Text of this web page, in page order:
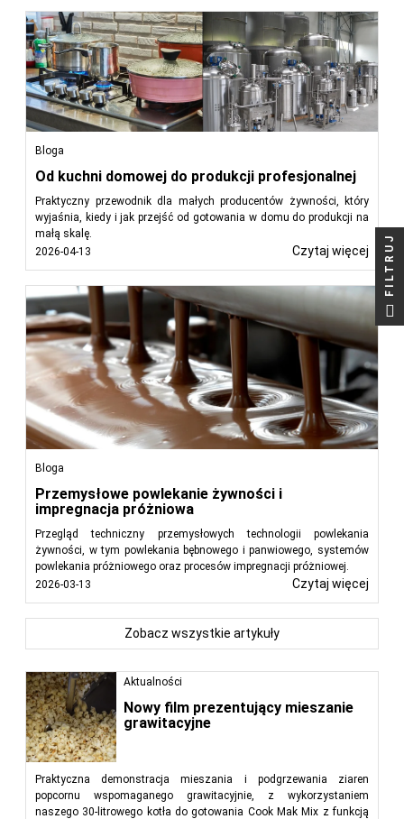
Aktualności
Nowy film prezentujący mieszanie
grawitacyjne
Praktyczna demonstracja mieszania i podgrzewania ziaren
popcornu wspomaganego grawitacyjnie, z wykorzystaniem
naszego 30-litrowego kotła do gotowania Cook Mak Mix z funkcją
Przeczytaj
mniej
Bloga
Od kuchni domowej do produkcji profesjonalnej
Praktyczny przewodnik dla małych producentów żywności, który
wyjaśnia, kiedy i jak przejść od gotowania w domu do produkcji na
małą skalę.
2026-04-13
Czytaj więcej
Bloga
Przemysłowe powlekanie żywności i
impregnacja próżniowa
Przegląd techniczny przemysłowych technologii powlekania
żywności, w tym powlekania bębnowego i panwiowego, systemów
powlekania próżniowego oraz procesów impregnacji próżniowej.
2026-03-13
Czytaj więcej
Zobacz wszystkie artykuły
FILTRUJ